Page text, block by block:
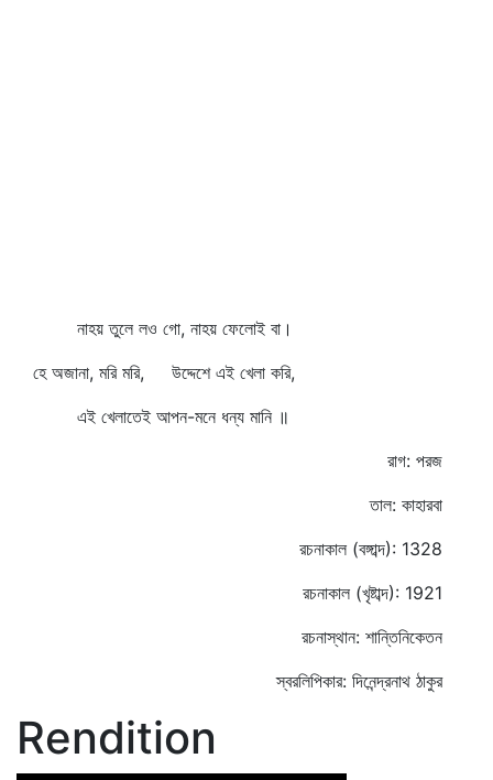
নাহয় তুলে লও গো, নাহয় ফেলোই বা।
হে অজানা, মরি মরি, উদ্দেশে এই খেলা করি,
এই খেলাতেই আপন-মনে ধন্য মানি ॥
রাগ: পরজ
তাল: কাহারবা
রচনাকাল (বঙ্গাব্দ): 1328
রচনাকাল (খৃষ্টাব্দ): 1921
রচনাস্থান: শান্তিনিকেতন
স্বরলিপিকার: দিনেন্দ্রনাথ ঠাকুর
Rendition